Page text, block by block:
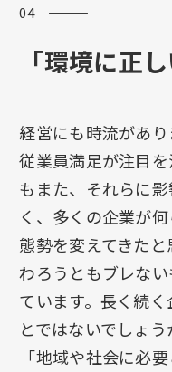
04 ―――
「環境に正
経営にも時流があ
従業員満足が注目
もまた、それらに
く、多くの企業が
態勢を変えてきた
わろうともブレな
ています。長く続
とではないでしょ
「地域や社会に必